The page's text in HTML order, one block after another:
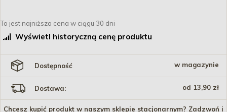
To jest najniższa cena w ciągu 30 dni
Wyświetl historyczną cenę produktu
Dostępność w magazynie
Dostawa: od 13,90 zł
Chcesz kupić produkt w naszym sklepie stacjonarnym? Zadzwoń i